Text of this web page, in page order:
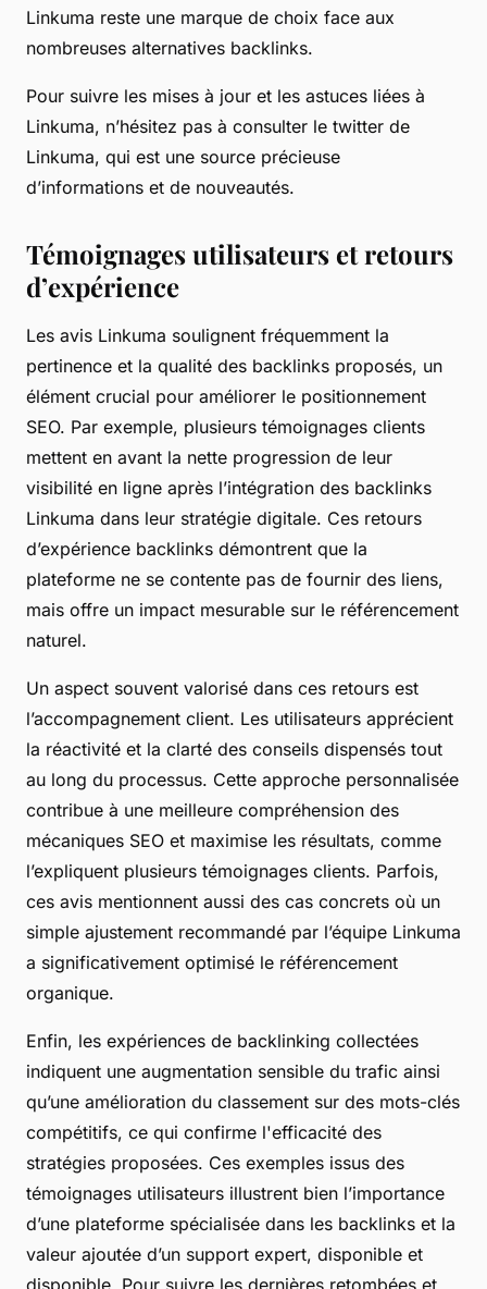
Linkuma reste une marque de choix face aux
nombreuses alternatives backlinks.
Pour suivre les mises à jour et les astuces liées à
Linkuma, n’hésitez pas à consulter le twitter de
Linkuma, qui est une source précieuse
d’informations et de nouveautés.
Témoignages utilisateurs et retours
d’expérience
Les avis Linkuma soulignent fréquemment la
pertinence et la qualité des backlinks proposés, un
élément crucial pour améliorer le positionnement
SEO. Par exemple, plusieurs témoignages clients
mettent en avant la nette progression de leur
visibilité en ligne après l’intégration des backlinks
Linkuma dans leur stratégie digitale. Ces retours
d’expérience backlinks démontrent que la
plateforme ne se contente pas de fournir des liens,
mais offre un impact mesurable sur le référencement
naturel.
Un aspect souvent valorisé dans ces retours est
l’accompagnement client. Les utilisateurs apprécient
la réactivité et la clarté des conseils dispensés tout
au long du processus. Cette approche personnalisée
contribue à une meilleure compréhension des
mécaniques SEO et maximise les résultats, comme
l’expliquent plusieurs témoignages clients. Parfois,
ces avis mentionnent aussi des cas concrets où un
simple ajustement recommandé par l’équipe Linkuma
a significativement optimisé le référencement
organique.
Enfin, les expériences de backlinking collectées
indiquent une augmentation sensible du trafic ainsi
qu’une amélioration du classement sur des mots-clés
compétitifs, ce qui confirme l'efficacité des
stratégies proposées. Ces exemples issus des
témoignages utilisateurs illustrent bien l’importance
d’une plateforme spécialisée dans les backlinks et la
valeur ajoutée d’un support expert, disponible et